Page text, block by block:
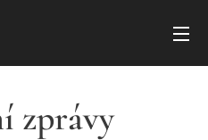
zprávy